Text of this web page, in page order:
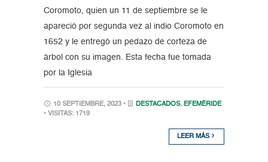
Coromoto, quien un 11 de septiembre se le
apareció por segunda vez al indio Coromoto en
1652 y le entregó un pedazo de corteza de
árbol con su imagen. Esta fecha fue tomada
por la Iglesia
10 SEPTIEMBRE, 2023 • DESTACADOS, EFEMÉRIDE
• VISITAS: 1719
LEER MÁS